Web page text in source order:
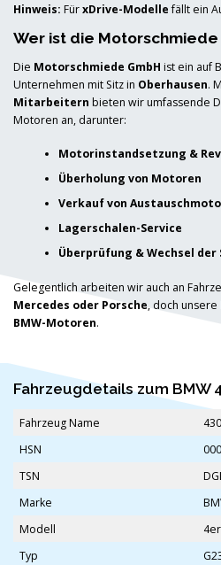
Hinweis: FürxDrive-Modellefällt ein
Wer ist die Motorschmiede
Die Motorschmiede GmbH ist ein auf
Unternehmen mit Sitz in Oberhausen.
Mitarbeitern bieten wir umfassende
Motoren an, darunter:
Motorinstandsetzung &
Überholung von Motoren
Verkauf von
Lagerschalen-Service
Überprüfung & Wechsel
Gelegentlich arbeiten wir auch an
Mercedes oder Porsche, doch unsere
BMW-Motoren.
Fahrzeugdetails zum BMW
Fahrzeug Name
HSN
TSN
Marke
Modell
Typ